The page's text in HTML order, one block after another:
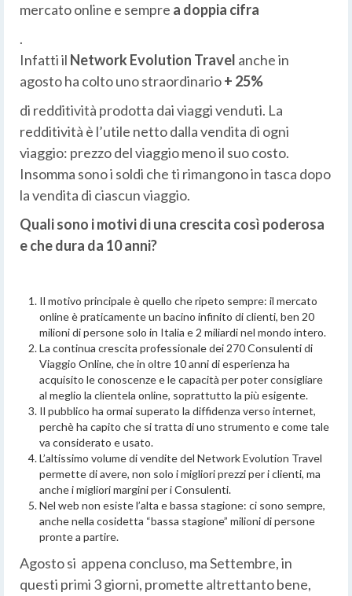
mercato online e sempre a doppia cifra
.
Infatti il Network Evolution Travel anche in
agosto ha colto uno straordinario+ 25%
di redditività prodotta dai viaggi venduti. La
redditività è l’utile netto dalla vendita di ogni
viaggio: prezzo del viaggio meno il suo costo.
Insomma sono i soldi che ti rimangono in tasca dopo
la vendita di ciascun viaggio.
Quali sono i motivi di una crescita così poderosa
e che dura da 10 anni?
Il motivo principale è quello che ripeto sempre: il mercato
online è praticamente un bacino infinito di clienti, ben 20
milioni di persone solo in Italia e 2 miliardi nel mondo intero.
La continua crescita professionale dei 270 Consulenti di
Viaggio Online, che in oltre 10 anni di esperienza ha
acquisito le conoscenze e le capacità per poter consigliare
al meglio la clientela online, soprattutto la più esigente.
Il pubblico ha ormai superato la diffidenza verso internet,
perchè ha capito che si tratta di uno strumento e come tale
va considerato e usato.
L’altissimo volume di vendite del Network Evolution Travel
permette di avere, non solo i migliori prezzi per i clienti, ma
anche i migliori margini per i Consulenti.
Nel web non esiste l’alta e bassa stagione: ci sono sempre,
anche nella cosidetta “bassa stagione” milioni di persone
pronte a partire.
Agosto si appena concluso, ma Settembre, in
questi primi 3 giorni, promette altrettanto bene,